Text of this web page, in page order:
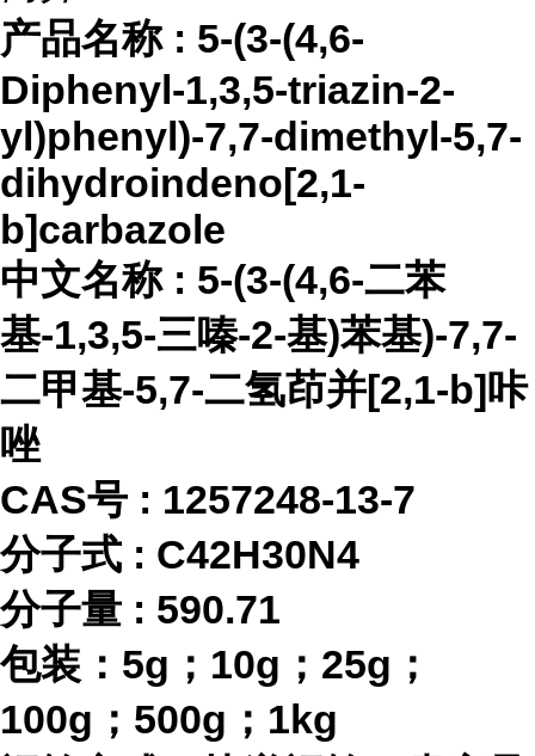
产品名称 : 5-(3-(4,6-
Diphenyl-1,3,5-triazin-2-
yl)phenyl)-7,7-dimethyl-5,7-
dihydroindeno[2,1-
b]carbazole
中文名称 : 5-(3-(4,6-二苯
基-1,3,5-三嗪-2-基)苯基)-7,7-
二甲基-5,7-二氢茚并[2,1-b]咔
唑
CAS号 : 1257248-13-7
分子式 : C42H30N4
分子量 : 590.71
包装： 5g；10g；25g；
100g；500g；1kg